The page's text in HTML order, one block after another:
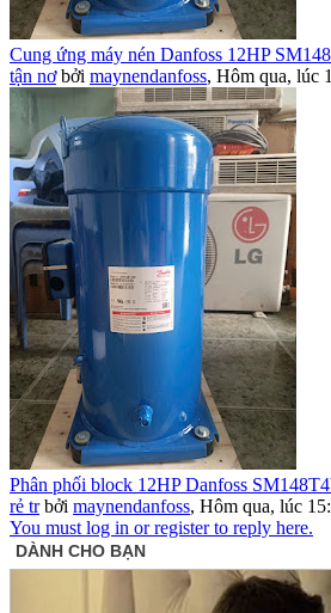
Cung ứng máy nén Danfoss 12HP
tận nơ bởi maynendanfoss, Hôm qua, lúc
Phân phối block 12HP Danfoss
rẻ tr bởi maynendanfoss, Hôm qua, lúc
You must log in or register to reply here.